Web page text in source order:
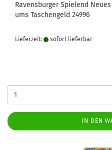
Ravensburger Spielend
ums Taschengeld 24996
Lieferzeit: sofort lie­fer­bar
IN DEN